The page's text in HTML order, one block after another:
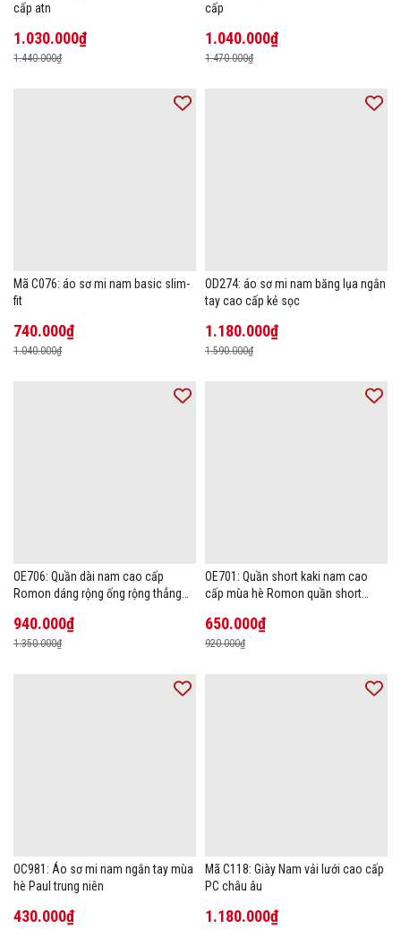
cấp atn
1.030.000₫
1.440.000₫
cấp
1.040.000₫
1.470.000₫
Mã C076: áo sơ mi nam basic slim-
fit
740.000₫
1.040.000₫
OD274: áo sơ mi nam băng lụa ngắn
tay cao cấp kẻ sọc
1.180.000₫
1.590.000₫
OE706: Quần dài nam cao cấp
Romon dáng rộng ống rộng thẳng
940.000₫
1.350.000₫
OE701: Quần short kaki nam cao
cấp mùa hè Romon quần short
650.000₫
920.000₫
OC981: Áo sơ mi nam ngắn tay mùa
hè Paul trung niên
430.000₫
Mã C118: Giày Nam vải lưới cao cấp
PC châu âu
1.180.000₫